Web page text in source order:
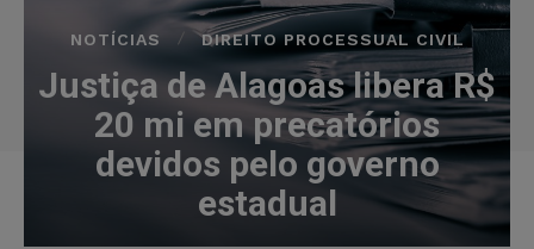
NOTÍCIAS DIREITO PROCESSUAL CIVIL
Justiça de Alagoas libera R$
20 mi em precatórios
devidos pelo governo
estadual